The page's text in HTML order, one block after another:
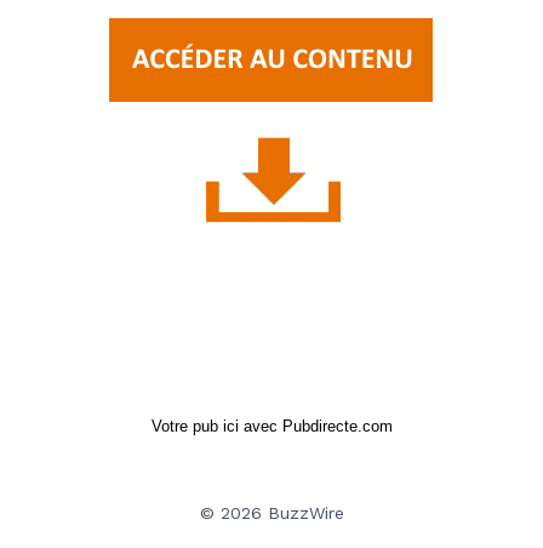
Votre pub ici avec Pubdirecte.com
© 2026 BuzzWire